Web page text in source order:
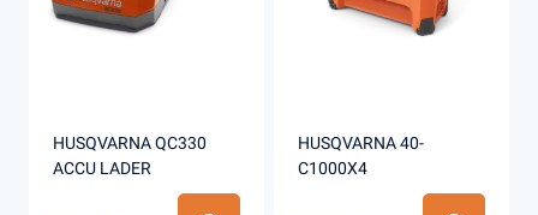
HUSQVARNA QC330
ACCU LADER
HUSQVARNA 40-
C1000X4